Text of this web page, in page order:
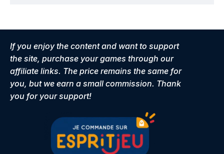
If you enjoy the content and want to support
the site, purchase your games through our
affiliate links. The price remains the same for
you, but we earn a small commission. Thank
you for your support!